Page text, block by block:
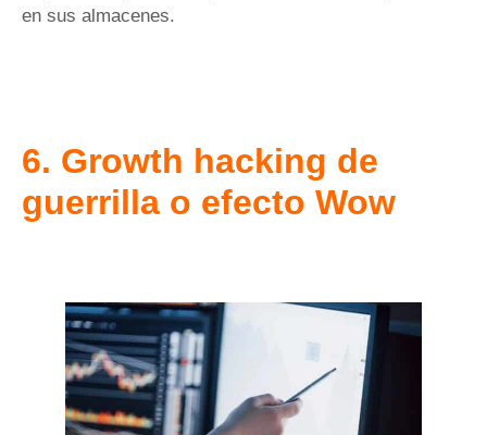
en sus almacenes.
6. Growth hacking de
guerrilla o efecto Wow